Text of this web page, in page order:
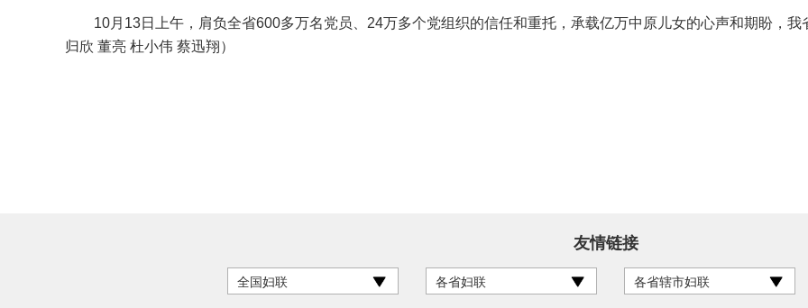
10月13日上午，肩负全省600多万名党员、24万多个党组织的信任和重托，承载亿万中原儿女的心声和期盼，我
归欣 董亮 杜小伟 蔡迅翔）
友情链接
全国妇联 各省妇联 各省辖市妇联